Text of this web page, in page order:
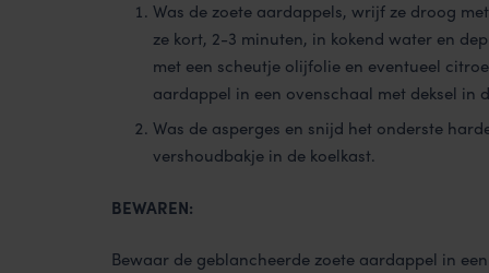
Was de zoete aardappels, wrijf ze droog
ze kort, 2-3 minuten, in kokend water en
met een scheutje olijfolie en eventueel
aardappel in een ovenschaal met deksel in
Was de asperges en snijd het onderste
vershoudbakje in de koelkast.
BEWAREN:
Bewaar de geblancheerde zoete aardappel in een